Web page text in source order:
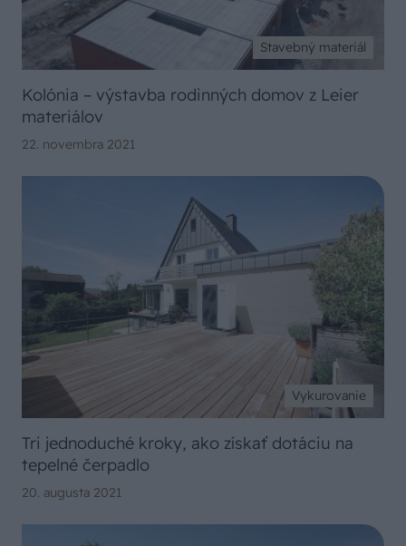
Stavebný materiál
Kolónia – výstavba rodinných domov z Leier
materiálov
22. novembra 2021
Vykurovanie
Tri jednoduché kroky, ako získať dotáciu na
tepelné čerpadlo
20. augusta 2021